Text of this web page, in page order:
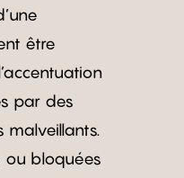
être
par des
malveillants.
ou bloquées